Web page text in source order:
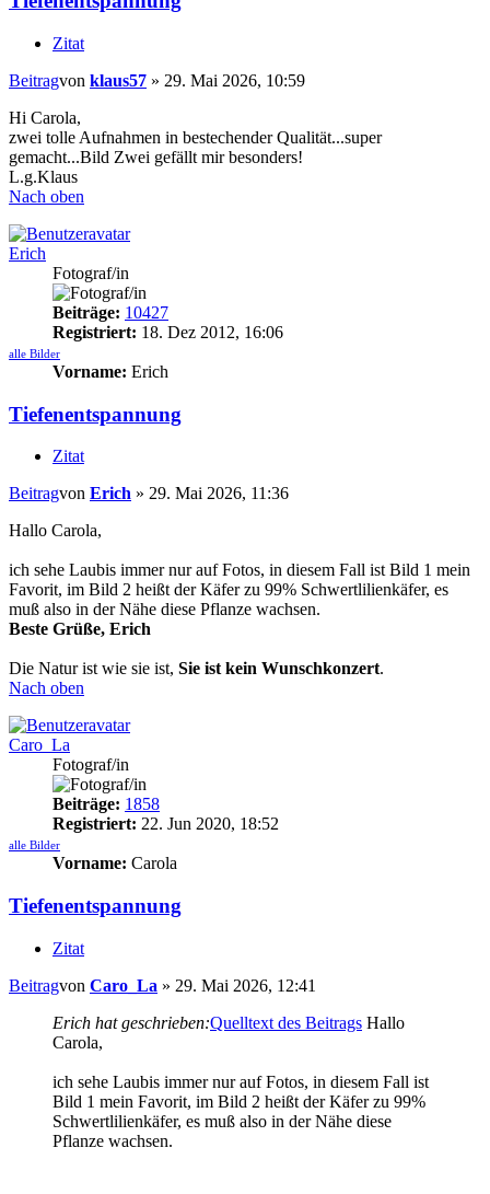
Zitat
Beitragvon klaus57 » 29. Mai 2026, 10:59
Hi Carola,
zwei tolle Aufnahmen in bestechender Qualität...super
gemacht...Bild Zwei gefällt mir besonders!
L.g.Klaus
Nach oben
Erich
Fotograf/in
Beiträge: 10427
Registriert: 18. Dez 2012, 16:06
alle Bilder
Vorname: Erich
Tiefenentspannung
Zitat
Beitragvon Erich » 29. Mai 2026, 11:36
Hallo Carola,
ich sehe Laubis immer nur auf Fotos, in diesem Fall ist Bild 1 mein
Favorit, im Bild 2 heißt der Käfer zu 99% Schwertlilienkäfer, es
muß also in der Nähe diese Pflanze wachsen.
Beste Grüße, Erich
Die Natur ist wie sie ist, Sie ist kein Wunschkonzert.
Nach oben
Caro_La
Fotograf/in
Beiträge: 1858
Registriert: 22. Jun 2020, 18:52
alle Bilder
Vorname: Carola
Tiefenentspannung
Zitat
Beitragvon Caro_La » 29. Mai 2026, 12:41
Erich hat geschrieben:Quelltext des Beitrags Hallo
Carola,
ich sehe Laubis immer nur auf Fotos, in diesem Fall ist
Bild 1 mein Favorit, im Bild 2 heißt der Käfer zu 99%
Schwertlilienkäfer, es muß also in der Nähe diese
Pflanze wachsen.